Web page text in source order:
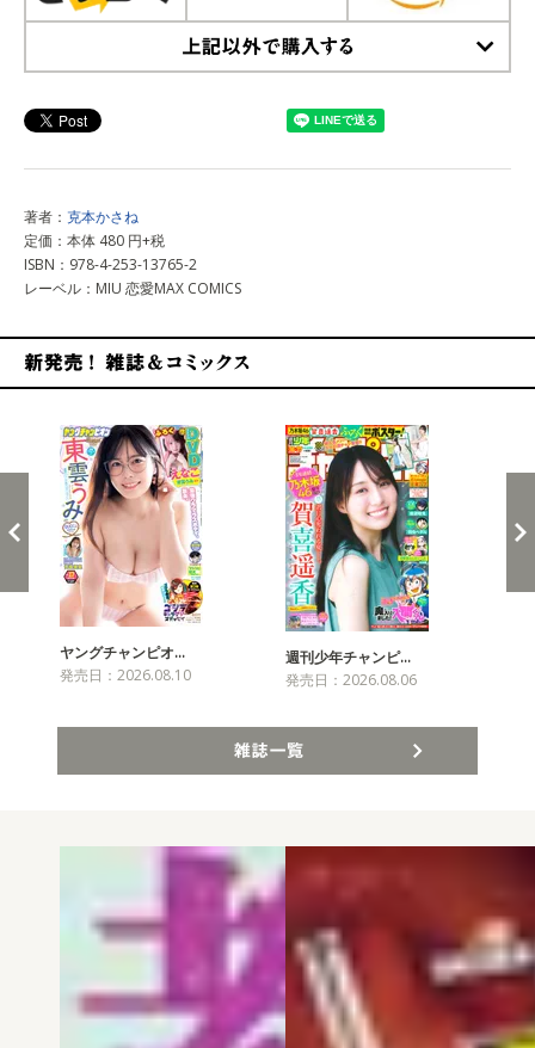
著者： 克本かさね
定価：本体 480 円+税
ISBN：978-4-253-13765-2
レーベル：MIU 恋愛MAX COMICS
ヤングチャンピオ…
発売日：2026.08.10
週刊少年チャンピ…
発売日：2026.08.06